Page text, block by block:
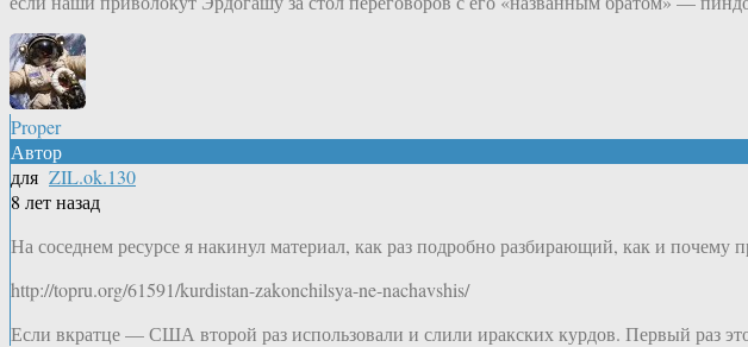
Proper
Автор
для ZIL.ok.130
8 лет назад
На соседнем ресурсе я накинул материал, как раз подробно разбирающий, как и почему
http://topru.org/61591/kurdistan-zakonchilsya-ne-nachavshis/
Если вкратце — США второй раз использовали и слили иракских курдов. Первый раз